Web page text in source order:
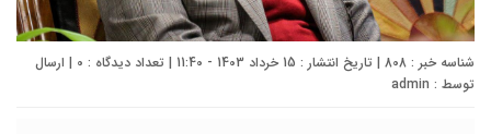
شناسه خبر : 808 | تاریخ انتشار : 15 خرداد 1403 - 11:40 | تعداد دیدگاه : 0 | ارسال
توسط : admin